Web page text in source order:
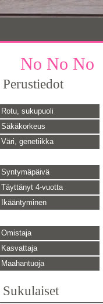
No No No
Perustiedot
Rotu, sukupuoli
Säkäkorkeus
Väri, genetiikka
Syntymäpäivä
Täyttänyt 4-vuotta
Ikääntyminen
Omistaja
Kasvattaja
Maahantuoja
Sukulaiset